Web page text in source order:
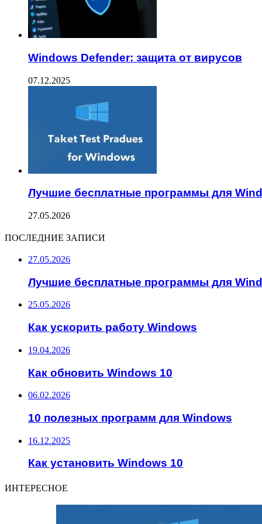
Windows Defender: защита от вирусов
07.12.2025
Лучшие бесплатные программы для
27.05.2026
ПОСЛЕДНИЕ ЗАПИСИ
27.05.2026
Лучшие бесплатные программы для
25.05.2026
Как ускорить работу Windows
19.04.2026
Как обновить Windows 10
06.02.2026
10 полезных программ для Windows
16.12.2025
Как установить Windows 10
ИНТЕРЕСНОЕ